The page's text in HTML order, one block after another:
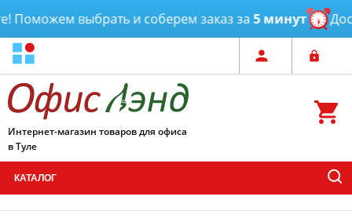
выбрать и соберем заказ за5 минут
Интернет-магазин товаров для офиса
в Туле
КАТАЛОГ